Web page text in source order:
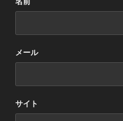
メール
サイト